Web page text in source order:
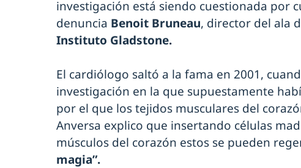
investigación está siendo cuestionada por
denuncia Benoit Bruneau, director del ala
Instituto Gladstone.
El cardiólogo saltó a la fama en 2001,
investigación en la que supuestamente
por el que los tejidos musculares del
Anversa explico que insertando células
músculos del corazón estos se pueden
magia”.